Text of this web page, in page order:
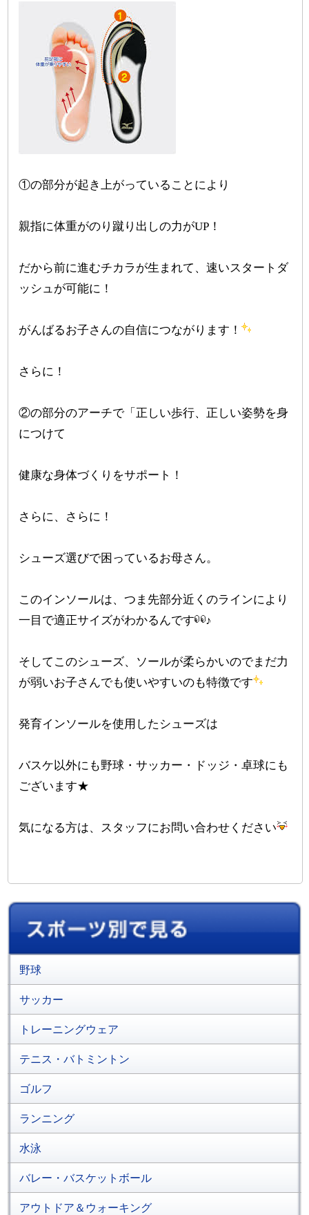
①の部分が起き上がっていることにより
親指に体重がのり蹴り出しの力がUP！
だから前に進むチカラが生まれて、速いスタートダ
ッシュが可能に！
がんばるお子さんの自信につながります！
さらに！
②の部分のアーチで「正しい歩行、正しい姿勢を身
につけて
健康な身体づくりをサポート！
さらに、さらに！
シューズ選びで困っているお母さん。
このインソールは、つま先部分近くのラインにより
一目で適正サイズがわかるんです
♪
そしてこのシューズ、ソールが柔らかいのでまだ力
が弱いお子さんでも使いやすいのも特徴です
発育インソールを使用したシューズは
バスケ以外にも野球・サッカー・ドッジ・卓球にも
ございます★
気になる方は、スタッフにお問い合わせください
野球
サッカー
トレーニングウェア
テニス・バトミントン
ゴルフ
ランニング
水泳
バレー・バスケットボール
アウトドア＆ウォーキング